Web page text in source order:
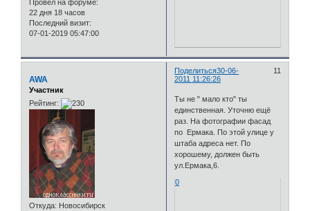
Провел на форуме:
22 дня 18 часов
Последний визит:
07-01-2019 05:47:00
Поделиться 11
30-06-
2011 11:26:26
AWA
Участник
Рейтинг:
Откуда: Новосибирск
Ты не " мало кто" ты
единственная. Уточню ещё
раз. На фотографии фасад
по Ермака. По этой улице у
штаба адреса нет. По
хорошему, должен быть
ул.Ермака,6.
0